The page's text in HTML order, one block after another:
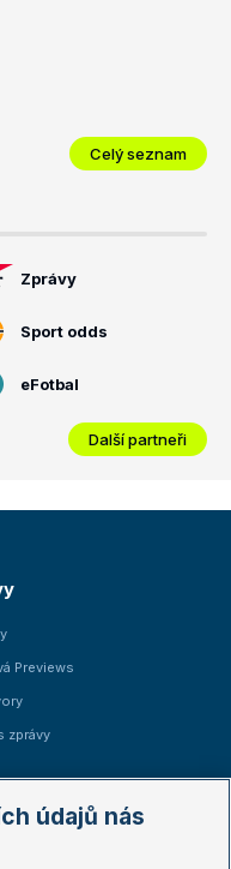
Celý seznam
Zprávy
Sport odds
eFotbal
Další partneři
Previews
zprávy
údajů nás